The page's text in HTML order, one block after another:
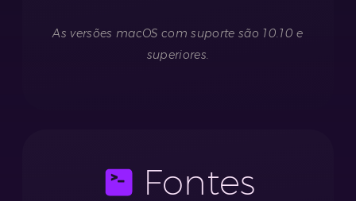
As versões macOS com suporte são 10.10 e
superiores.
Fontes